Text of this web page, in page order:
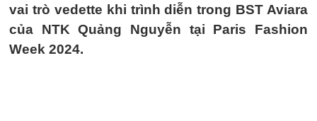
vai trò vedette khi trình diễn trong BST Aviara
của NTK Quảng Nguyễn tại Paris Fashion
Week 2024.